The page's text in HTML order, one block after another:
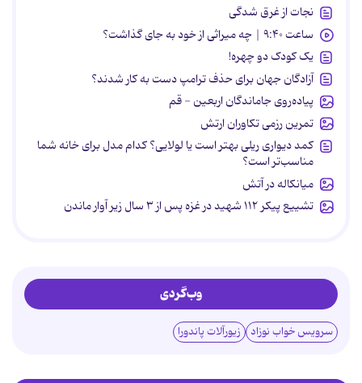
نجات از غرق شدگی
ساعت ۹:۴۰ | چه میراثی از خود به جای گذاشت؟
یک کودک دو چهره!
آزادگان جهان برای حذف ترامپ دست به کار شدند؟
پیاده‌روی جاماندگان اربعین - قم
تمرین رزمی تکاوران ارتش
کمد دیواری ریلی بهتر است یا لولایی؟ کدام مدل برای خانه شما
مناسب‌تر است؟
میانکاله در آتش
تشییع پیکر ۱۱۲ شهید در غزه پس از ۳ سال زیر آوار ماندن
وب‌گردی
سرویس خواب نوزاد زیورآلات پاندورا